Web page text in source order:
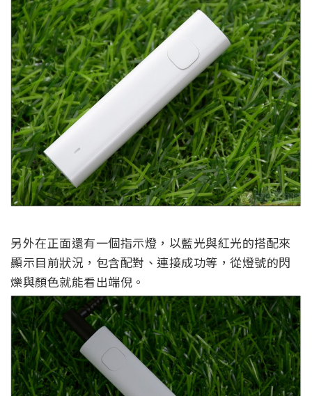
另外在正面還有一個指示燈，以藍光與紅光的搭配來
顯示目前狀況，包含配對、連接成功等，從燈號的閃
爍與顏色就能看出端倪。